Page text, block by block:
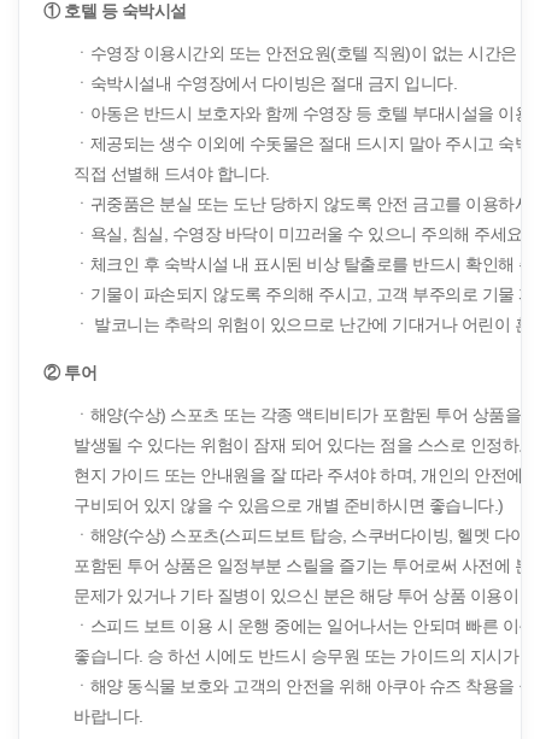
① 호텔 등 숙박시설
ㆍ수영장 이용시간외 또는 안전요원(호텔 직원)이 없는 시간은
ㆍ숙박시설내 수영장에서 다이빙은 절대 금지 입니다.
ㆍ아동은 반드시 보호자와 함께 수영장 등 호텔 부대시설을 이용
ㆍ제공되는 생수 이외에 수돗물은 절대 드시지 말아 주시고 숙
직접 선별해 드셔야 합니다.
ㆍ귀중품은 분실 또는 도난 당하지 않도록 안전 금고를 이용하
ㆍ욕실, 침실, 수영장 바닥이 미끄러울 수 있으니 주의해 주세요.
ㆍ체크인 후 숙박시설 내 표시된 비상 탈출로를 반드시 확인해 주
ㆍ기물이 파손되지 않도록 주의해 주시고, 고객 부주의로 기물
ㆍ 발코니는 추락의 위험이 있으므로 난간에 기대거나 어린이
② 투어
ㆍ해양(수상) 스포츠 또는 각종 액티비티가 포함된 투어 상품을
발생될 수 있다는 위험이 잠재 되어 있다는 점을 스스로 인정하
현지 가이드 또는 안내원을 잘 따라 주셔야 하며, 개인의 안전에
구비되어 있지 않을 수 있음으로 개별 준비하시면 좋습니다.)
ㆍ해양(수상) 스포츠(스피드보트 탑승, 스쿠버다이빙, 헬멧 다
포함된 투어 상품은 일정부분 스릴을 즐기는 투어로써 사전에
문제가 있거나 기타 질병이 있으신 분은 해당 투어 상품 이용이
ㆍ스피드 보트 이용 시 운행 중에는 일어나서는 안되며 빠른 이
좋습니다. 승 하선 시에도 반드시 승무원 또는 가이드의 지시가
ㆍ해양 동식물 보호와 고객의 안전을 위해 아쿠아 슈즈 착용을
바랍니다.